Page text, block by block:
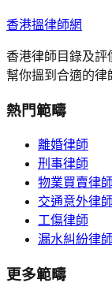
香港搵律師網
香港律師目錄及評
幫你搵到合適的律
熱門範疇
離婚律師
刑事律師
物業買賣律師
交通意外律師
工傷律師
漏水糾紛律師
更多範疇